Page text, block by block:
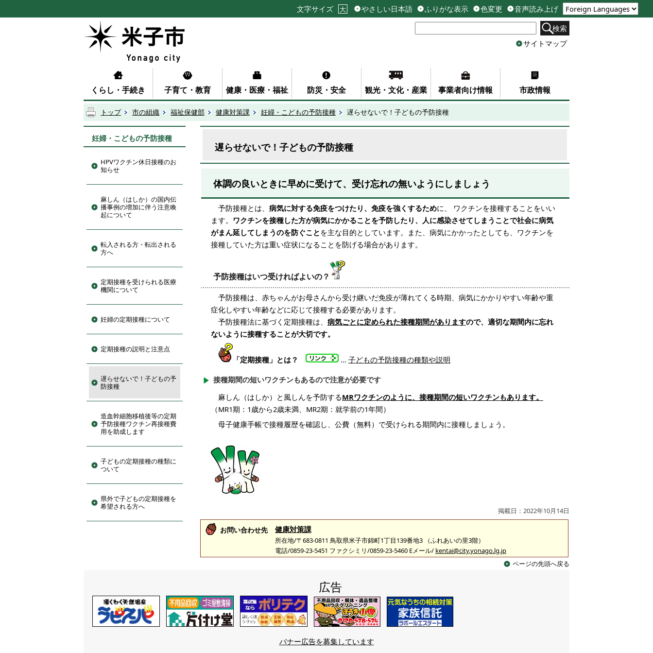
文字サイズ 大 やさしい日本語 ふりがな表示 色変更
音声読み上げ
検索
サイトマップ
くらし・手続き 子育て・教育 健康・医療・福祉 防災・安全 観光・文化・産業 事業者向け情報 市政情報
トップ 市の組織 福祉保健部 健康対策課 妊婦・こどもの予防接種 遅らせないで！子どもの予防接種
妊婦・こどもの予防接種
HPVワクチン休日接種のお
知らせ
麻しん（はしか）の国内伝
播事例の増加に伴う注意喚
起について
転入される方・転出される
方へ
定期接種を受けられる医療
機関について
妊婦の定期接種について
定期接種の説明と注意点
遅らせないで！子どもの予
防接種
造血幹細胞移植後等の定期
予防接種ワクチン再接種費
用を助成します
子どもの定期接種の種類に
ついて
県外で子どもの定期接種を
希望される方へ
遅らせないで！子どもの予防接種
体調の良いときに早めに受けて、受け忘れの無いようにしましょう
予防接種とは、 病気に対する免疫をつけたり、免疫を強くするために、 ワクチンを接種することをいい
ます。 ワクチンを接種した方が病気にかかることを予防したり、人に感染させてしまうことで社会に病気
がまん延してしまうのを防ぐこと を主な目的としています。また、病気にかかったとしても、ワクチンを
接種していた方は重い症状になることを防げる場合があります。
予防接種はいつ受ければよいの？
予防接種は、赤ちゃんがお母さんから受け継いだ免疫が薄れてくる時期、病気にかかりやすい年齢や重
症化しやすい年齢などに応じて接種する必要があります。
予防接種法に基づく定期接種は、 病気ごとに定められた接種期間がありますので、適切な期間内に忘れ
ないように接種することが大切です。
「定期接種」とは？ … 子どもの予防接種の種類や説明
接種期間の短いワクチンもあるので注意が必要です
麻しん（はしか）と風しんを予防するMRワクチンのように、接種期間の短いワクチンもあります。
（MR1期：1歳から2歳未満、MR2期：就学前の1年間）
母子健康手帳で接種履歴を確認し、公費（無料）で受けられる期間内に接種しましょう。
掲載日：2022年10月14日
お問い合わせ先 健康対策課
所在地/〒683-0811 鳥取県米子市錦町1丁目139番地3 （ふれあいの里3階）
電話/0859-23-5451 ファクシミリ/0859-23-5460 Eメール/ kentai@city.yonago.lg.jp
ページの先頭へ戻る
広告
バナー広告を募集しています